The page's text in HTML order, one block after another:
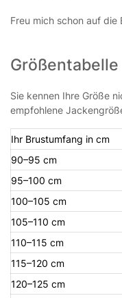
Freu mich schon auf die
Größentabelle
Sie kennen Ihre Größe
empfohlene
Ihr Brustumfang in cm
90–95 cm
95–100 cm
100–105 cm
105–110 cm
110–115 cm
115–120 cm
120–125 cm